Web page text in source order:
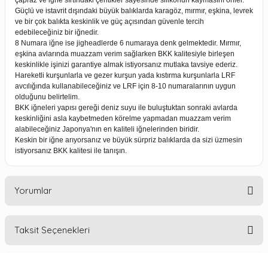
Güçlü ve istavrit dışındaki büyük balıklarda karagöz, mırmır, eşkina, levrek
ve bir çok balıkta keskinlik ve güç açısından güvenle tercih
edebileceğiniz bir iğnedir.
8 Numara iğne ise jigheadlerde 6 numaraya denk gelmektedir. Mırmır,
eşkina avlarında muazzam verim sağlarken BKK kalitesiyle birleşen
keskinlikle işinizi garantiye almak istiyorsanız mutlaka tavsiye ederiz.
Hareketli kurşunlarla ve gezer kurşun yada kıstırma kurşunlarla LRF
avcılığında kullanabileceğiniz ve LRF için 8-10 numaralarının uygun
olduğunu belirtelim.
BKK iğneleri yapısı gereği deniz suyu ile buluştuktan sonraki avlarda
keskinliğini asla kaybetmeden körelme yapmadan muazzam verim
alabileceğiniz Japonya'nın en kaliteli iğnelerinden biridir.
Keskin bir iğne arıyorsanız ve büyük sürpriz balıklarda da sizi üzmesin
istiyorsanız BKK kalitesi ile tanışın.
Yorumlar
Taksit Seçenekleri